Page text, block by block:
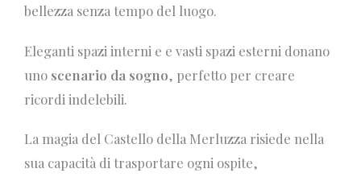
bellezza senza tempo del luogo.
Eleganti spazi interni e e vasti spazi esterni donano
uno scenario da sogno, perfetto per creare
ricordi indelebili.
La magia del Castello della Merluzza risiede nella
sua capacità di trasportare ogni ospite,